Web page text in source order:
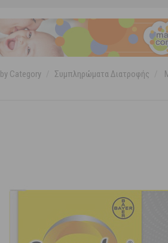
Category Συμπληρώματα Διατροφής